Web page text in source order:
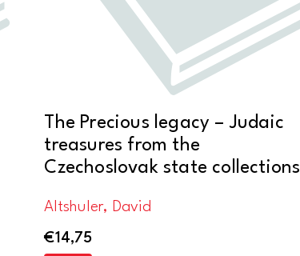
The Precious legacy – Judaic
treasures from the
Czechoslovak state collections
Altshuler, David
€14,75